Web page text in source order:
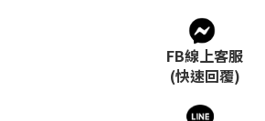
FB線上客服
(快速回覆)